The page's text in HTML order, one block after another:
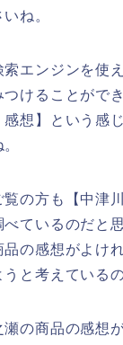
ね。
索エンジンを使
けることがで
想】という感
の方も【中津
ているのだと
の感想がよけ
と考えている
の商品の感想